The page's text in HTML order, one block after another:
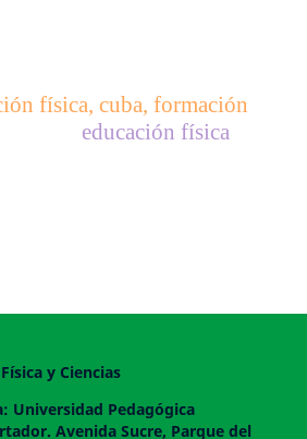
educación física
física, cuba, formación
y Ciencias
Universidad Pedagógica
Avenida Sucre, Parque del